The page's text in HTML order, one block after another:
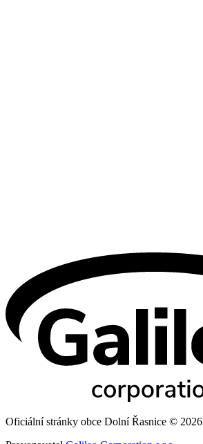
Oficiální stránky obce Dolní Řasnice © 2026